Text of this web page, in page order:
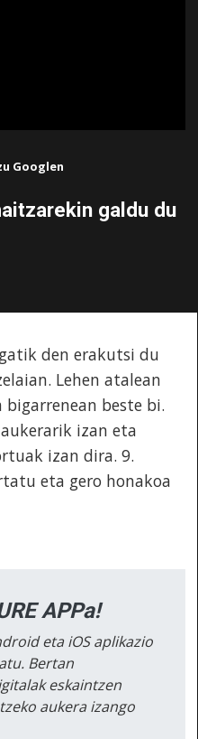
Googlen
galdu du
den erakutsi du
Lehen atalean
beste bi.
izan eta
izan dira. 9.
eta gero honakoa
APPa!
eta iOS aplikazio
Bertan
eskaintzen
aukera izango